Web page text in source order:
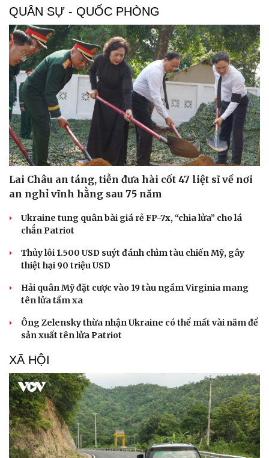
Sức khỏe
Dinh dưỡng - món ngon
Cây thuốc
Sản phụ khoa
Nhi khoa
Nam khoa
Làm đẹp - giảm cân
Phòng mạch online
Ăn sạch sống khỏe
Đời sống
Nhà đẹp
Blog
Tình yêu - Gia đình
QUÂN SỰ - QUỐC PHÒNG
Lai Châu an táng, tiễn đưa hài cốt 47 liệt sĩ về nơi
an nghỉ vĩnh hằng sau 75 năm
Ukraine tung quân bài giá rẻ FP-7x, “chia lửa” cho lá
chắn Patriot
Thủy lôi 1.500 USD suýt đánh chìm tàu chiến Mỹ, gây
thiệt hại 90 triệu USD
Hải quân Mỹ đặt cược vào 19 tàu ngầm Virginia mang
tên lửa tầm xa
Ông Zelensky thừa nhận Ukraine có thể mất vài năm để
sản xuất tên lửa Patriot
XÃ HỘI